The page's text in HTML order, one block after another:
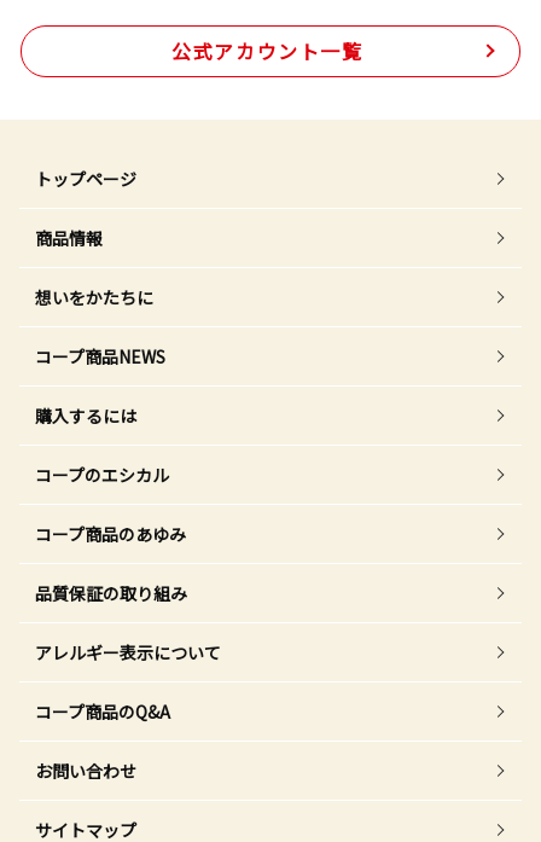
公式アカウント一覧
トップページ
商品情報
想いをかたちに
コープ商品NEWS
購入するには
コープのエシカル
コープ商品のあゆみ
品質保証の取り組み
アレルギー表示について
コープ商品のQ&A
お問い合わせ
サイトマップ